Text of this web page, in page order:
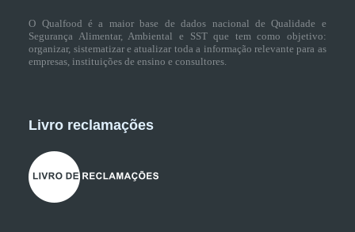
O Qualfood é a maior base de dados nacional de Qualidade e
Segurança Alimentar, Ambiental e SST que tem como objetivo:
organizar, sistematizar e atualizar toda a informação relevante para as
empresas, instituições de ensino e consultores.
Livro reclamações